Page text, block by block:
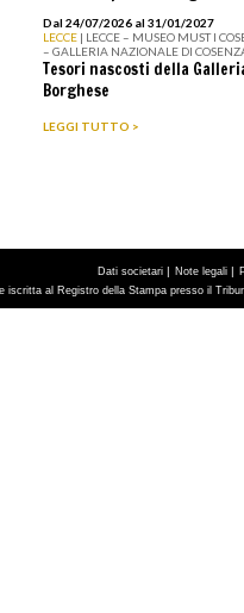
Dal 24/07/2026 al 31/01/2027
LECCE | LECCE – MUSEO MUST I
– GALLERIA NAZIONALE DI
Tesori nascosti della
Borghese
LEGGI TUTTO >
Dati societari | Note legali |
iscritta al Registro della Stampa presso il